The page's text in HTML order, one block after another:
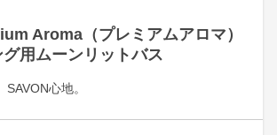
Aroma（プレミアムアロマ）
用ムーンリットバス
心地。